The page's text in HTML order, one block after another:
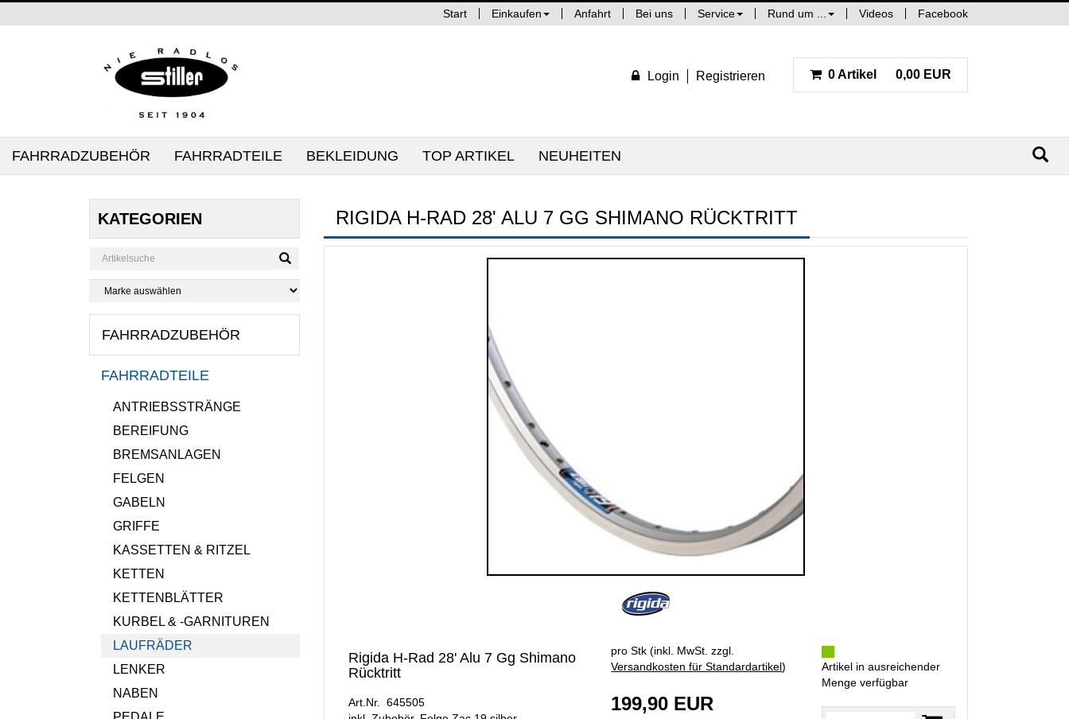
Start Einkaufen Anfahrt Bei uns Service Rund um ... Videos Facebook
Login Registrieren 0 Artikel 0,00 EUR
FAHRRADZUBEHÖR FAHRRADTEILE BEKLEIDUNG TOP ARTIKEL NEUHEITEN
KATEGORIEN
FAHRRADZUBEHÖR
FAHRRADTEILE
ANTRIEBSSTRÄNGE
BEREIFUNG
BREMSANLAGEN
FELGEN
GABELN
GRIFFE
KASSETTEN & RITZEL
KETTEN
KETTENBLÄTTER
KURBEL & -GARNITUREN
LAUFRÄDER
LENKER
NABEN
RIGIDA H-RAD 28' ALU 7 GG SHIMANO RÜCKTRITT
Rigida H-Rad 28' Alu 7 Gg Shimano
Rücktritt
Art.Nr. 645505
pro Stk (inkl. MwSt. zzgl.
Versandkosten für Standardartikel)
199,90 EUR
Artikel in ausreichender
Menge verfügbar